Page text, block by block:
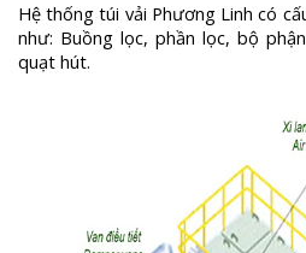
Hệ thống túi vải Phương Linh có
như: Buồng lọc, phần lọc, bộ
quạt hút.